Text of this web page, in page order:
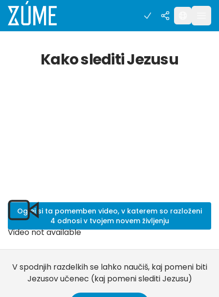
Kako slediti Jezusu
Video not available
Oglej si ta pomemben video, v katerem so razloženi
4 odnosi v tvojem novem življenju
V spodnjih razdelkih se lahko naučiš, kaj pomeni biti
Jezusov učenec (kaj pomeni slediti Jezusu)